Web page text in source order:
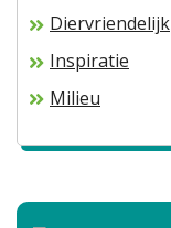
Diervriendelijk
Inspiratie
Milieu